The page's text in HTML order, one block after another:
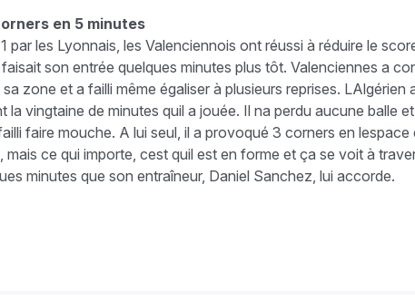
en 5 minutes
par les Lyonnais, les Valenciennois ont réussi à réduire le
son entrée quelques minutes plus tôt. Valenciennes a
zone et a failli même égaliser à plusieurs reprises. LAlgérien
la vingtaine de minutes quil a jouée. Il na perdu aucune balle
faire mouche. A lui seul, il a provoqué 3 corners en lespace
ce qui importe, cest quil est en forme et ça se voit à
minutes que son entraîneur, Daniel Sanchez, lui accorde.
: Fabbro, lultime test